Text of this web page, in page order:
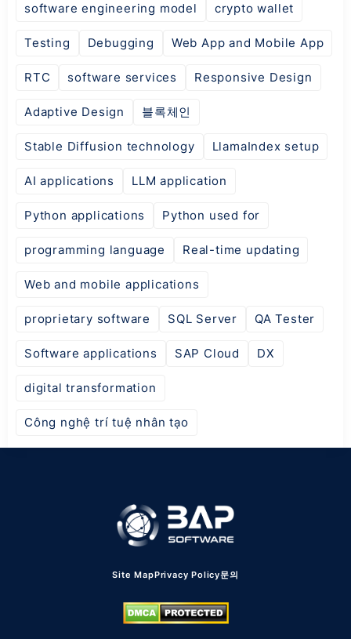
software engineering model crypto wallet
Testing Debugging Web App and Mobile App
RTC software services Responsive Design
Adaptive Design 블록체인
Stable Diffusion technology LlamaIndex setup
AI applications LLM application
Python applications Python used for
programming language Real-time updating
Web and mobile applications
proprietary software SQL Server QA Tester
Software applications SAP Cloud DX
digital transformation
Công nghệ trí tuệ nhân tạo
Site MapPrivacy Policy문의